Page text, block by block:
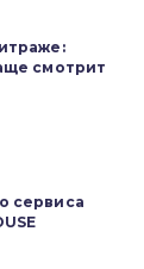
смотрит
сервиса